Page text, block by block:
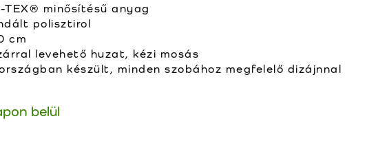
TEX® minősítésű anyag
polisztirol
cm
levehető huzat, kézi mosás
készült, minden szobához megfelelő dizájnnal
belül